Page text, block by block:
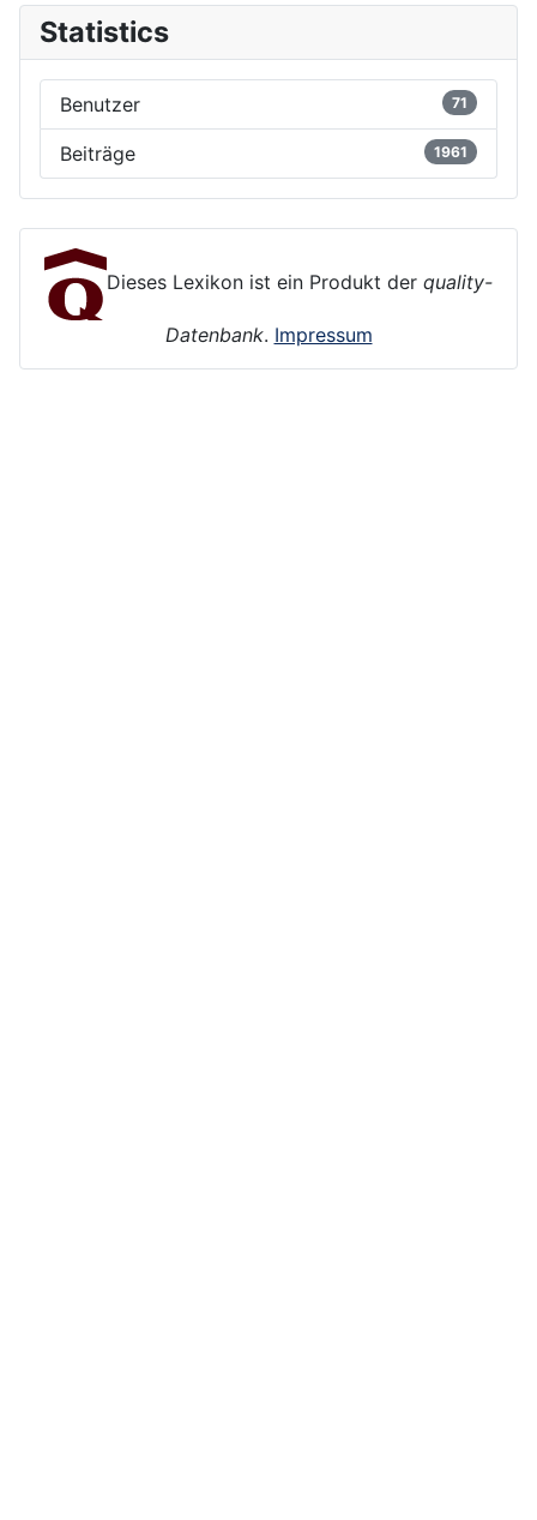
Statistics
Benutzer 71
Beiträge 1961
Dieses Lexikon ist ein Produkt der quality-
Datenbank. Impressum